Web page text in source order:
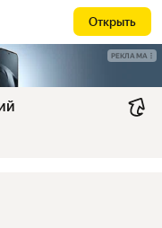
Открыть
РЕКЛАМА